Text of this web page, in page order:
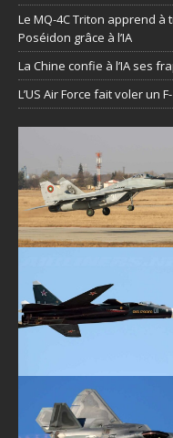
Le MQ-4C Triton apprend
Poséidon grâce à l’IA
La Chine confie à l’IA ses
L’US Air Force fait voler un